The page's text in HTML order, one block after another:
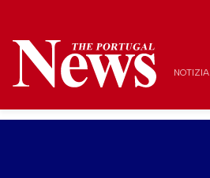
NOTIZIA